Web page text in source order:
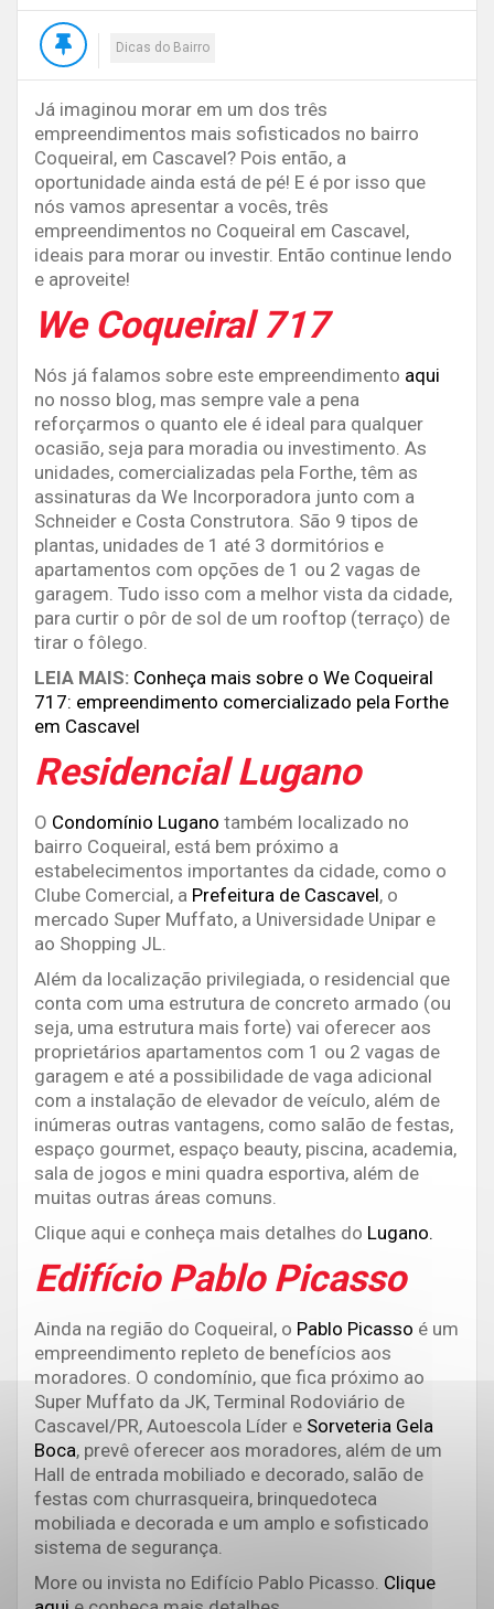
Dicas do Bairro
Já imaginou morar em um dos três
empreendimentos mais sofisticados no bairro
Coqueiral, em Cascavel? Pois então, a
oportunidade ainda está de pé! E é por isso que
nós vamos apresentar a vocês, três
empreendimentos no Coqueiral em Cascavel,
ideais para morar ou investir. Então continue lendo
e aproveite!
We Coqueiral 717
Nós já falamos sobre este empreendimento aqui
no nosso blog, mas sempre vale a pena
reforçarmos o quanto ele é ideal para qualquer
ocasião, seja para moradia ou investimento. As
unidades, comercializadas pela Forthe, têm as
assinaturas da We Incorporadora junto com a
Schneider e Costa Construtora. São 9 tipos de
plantas, unidades de 1 até 3 dormitórios e
apartamentos com opções de 1 ou 2 vagas de
garagem. Tudo isso com a melhor vista da cidade,
para curtir o pôr de sol de um rooftop (terraço) de
tirar o fôlego.
LEIA MAIS: Conheça mais sobre o We Coqueiral
717: empreendimento comercializado pela Forthe
em Cascavel
Residencial Lugano
O Condomínio Lugano também localizado no
bairro Coqueiral, está bem próximo a
estabelecimentos importantes da cidade, como o
Clube Comercial, a Prefeitura de Cascavel, o
mercado Super Muffato, a Universidade Unipar e
ao Shopping JL.
Além da localização privilegiada, o residencial que
conta com uma estrutura de concreto armado (ou
seja, uma estrutura mais forte) vai oferecer aos
proprietários apartamentos com 1 ou 2 vagas de
garagem e até a possibilidade de vaga adicional
com a instalação de elevador de veículo, além de
inúmeras outras vantagens, como salão de festas,
espaço gourmet, espaço beauty, piscina, academia,
sala de jogos e mini quadra esportiva, além de
muitas outras áreas comuns.
Clique aqui e conheça mais detalhes do Lugano.
Edifício Pablo Picasso
Ainda na região do Coqueiral, o Pablo Picasso é um
empreendimento repleto de benefícios aos
moradores. O condomínio, que fica próximo ao
Super Muffato da JK, Terminal Rodoviário de
Cascavel/PR, Autoescola Líder e Sorveteria Gela
Boca, prevê oferecer aos moradores, além de um
Hall de entrada mobiliado e decorado, salão de
festas com churrasqueira, brinquedoteca
mobiliada e decorada e um amplo e sofisticado
sistema de segurança.
More ou invista no Edifício Pablo Picasso. Clique